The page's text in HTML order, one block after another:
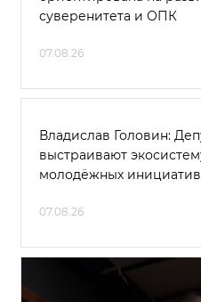
суверенитета и ОПК
07.08.26
Владислав Головин:
выстраивают
молодёжных инициатив
07.08.26